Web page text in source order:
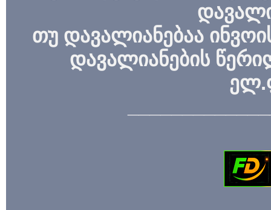
თუ დავალიანებაა
დავალიანების